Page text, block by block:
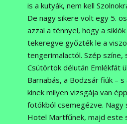
is a kutyák, nem kell
De nagy sikere volt egy 5.
azzal a ténnyel, hogy a
tekeregve győzték le a
tengerimalactól. Szép
Csütörtök délután Emlékfát
Barnabás, a Bodzsár fiúk –
kinek milyen vizsgája van
fotókból csemegézve. Nagy
Hotel Martfűnek, majd este